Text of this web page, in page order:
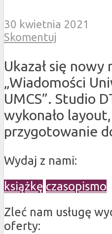
30 kwietnia 2021
Skomentuj
Ukazał się nowy
„Wiadomości
UMCS”. Studio
wykonało layout,
przygotowanie
Wydaj z nami:
książkę czasopismo
Zleć nam usługę
oferty: